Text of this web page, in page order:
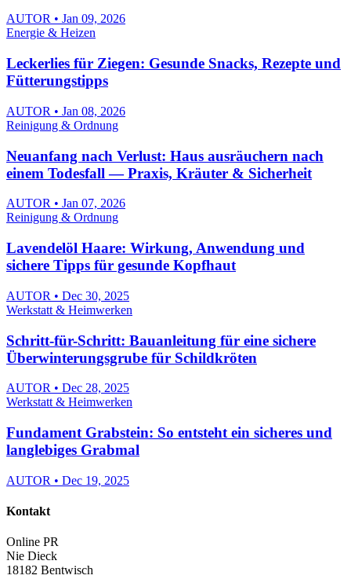
AUTOR • Jan 09, 2026
Energie & Heizen
Leckerlies für Ziegen: Gesunde Snacks, Rezepte und
Fütterungstipps
AUTOR • Jan 08, 2026
Reinigung & Ordnung
Neuanfang nach Verlust: Haus ausräuchern nach
einem Todesfall — Praxis, Kräuter & Sicherheit
AUTOR • Jan 07, 2026
Reinigung & Ordnung
Lavendelöl Haare: Wirkung, Anwendung und
sichere Tipps für gesunde Kopfhaut
AUTOR • Dec 30, 2025
Werkstatt & Heimwerken
Schritt-für-Schritt: Bauanleitung für eine sichere
Überwinterungsgrube für Schildkröten
AUTOR • Dec 28, 2025
Werkstatt & Heimwerken
Fundament Grabstein: So entsteht ein sicheres und
langlebiges Grabmal
AUTOR • Dec 19, 2025
Kontakt
Online PR
Nie Dieck
18182 Bentwisch